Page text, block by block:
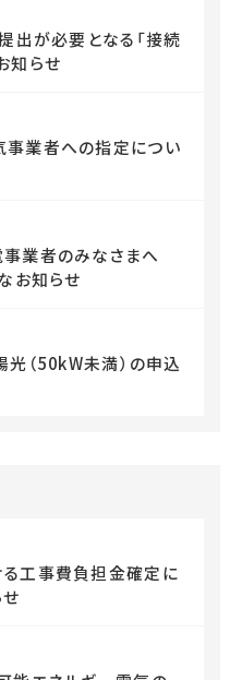
出が必要となる「接続
知らせ
業者への指定につい
業者のみなさまへ
お知らせ
（50kW未満）の申込
工事費負担金確定に